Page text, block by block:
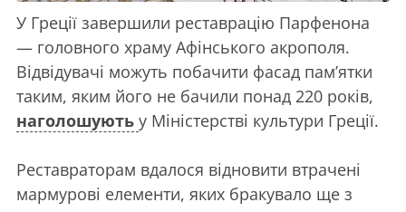
У Греції завершили реставрацію Парфенона
— головного храму Афінського акрополя.
Відвідувачі можуть побачити фасад пам’ятки
таким, яким його не бачили понад 220 років,
наголошують у Міністерстві культури Греції.
Реставраторам вдалося відновити втрачені
мармурові елементи, яких бракувало ще з